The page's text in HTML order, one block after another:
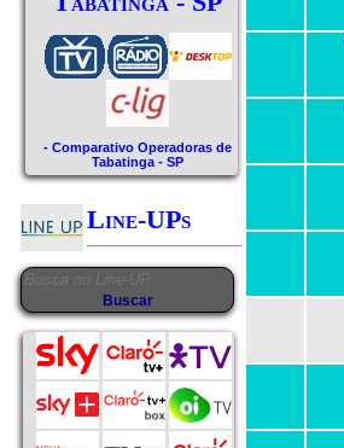
- Comparativo Operadoras de
Tabatinga - SP
Line-UPs